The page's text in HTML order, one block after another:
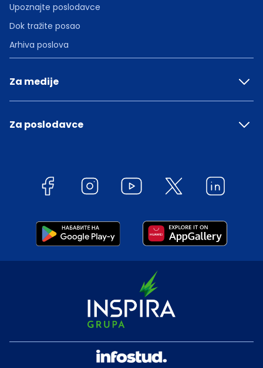
Upoznajte poslodavce
Dok tražite posao
Arhiva poslova
Za medije
Za poslodavce